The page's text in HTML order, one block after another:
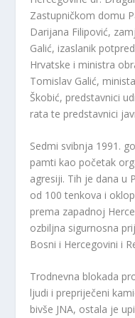
Zastupničkom domu
Darijana Filipović,
Galić, izaslanik
Hrvatske i ministra
Tomislav Galić,
Škobić, predstavnici
rata te predstavnici
Sedmi svibnja 1991.
pamti kao početak
agresiji. Tih je dana u
od 100 tenkova i
prema zapadnoj
ozbiljna sigurnosna
Bosni i Hercegovini i
Trodnevna blokada
ljudi i prepriječeni
bivše JNA, ostala je